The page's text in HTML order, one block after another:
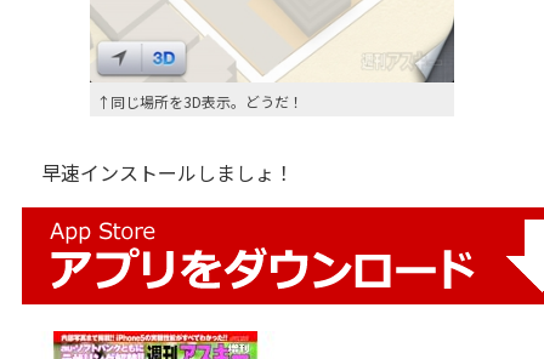
↑同じ場所を3D表示。どうだ！
早速インストールしましょ！